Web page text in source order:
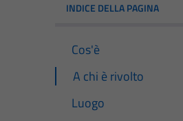
INDICE DELLA PAGINA
Cos'è
A chi è rivolto
Luogo